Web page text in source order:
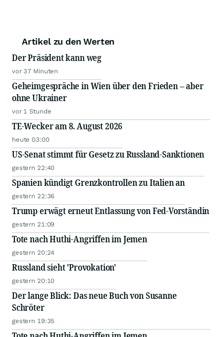
Artikel zu den Werten
Der Präsident kann weg
vor 37 Minuten
Geheimgespräche in Wien über den Frieden – aber
ohne Ukrainer
vor 1 Stunde
TE-Wecker am 8. August 2026
heute 03:00
US-Senat stimmt für Gesetz zu Russland-Sanktionen
gestern 22:40
Spanien kündigt Grenzkontrollen zu Italien an
gestern 22:36
Trump erwägt erneut Entlassung von Fed-Vorständin
gestern 21:09
Tote nach Huthi-Angriffen im Jemen
gestern 20:24
Russland sieht 'Provokation'
gestern 20:10
Der lange Blick: Das neue Buch von Susanne
Schröter
gestern 19:35